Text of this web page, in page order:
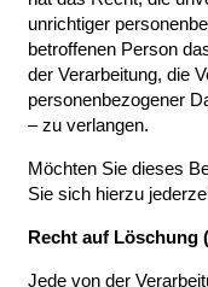
unrichtiger
betroffenen Person
der Verarbeitung, die
personenbezogener
– zu verlangen.
Möchten Sie dieses
Sie sich hierzu
Recht auf Löschung
Jede von der